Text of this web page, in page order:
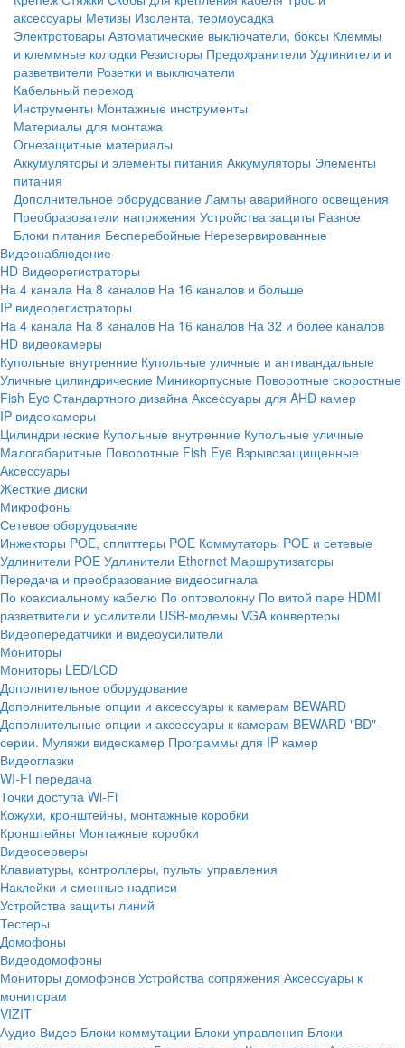
аксессуары Метизы Изолента, термоусадка
Электротовары Автоматические выключатели, боксы Клеммы
и клеммные колодки Резисторы Предохранители Удлинители и
разветвители Розетки и выключатели
Кабельный переход
Инструменты Монтажные инструменты
Материалы для монтажа
Огнезащитные материалы
Аккумуляторы и элементы питания Аккумуляторы Элементы
питания
Дополнительное оборудование Лампы аварийного освещения
Преобразователи напряжения Устройства защиты Разное
Блоки питания Бесперебойные Нерезервированные
Видеонаблюдение
HD Видеорегистраторы
На 4 канала На 8 каналов На 16 каналов и больше
IP видеорегистраторы
На 4 канала На 8 каналов На 16 каналов На 32 и более каналов
HD видеокамеры
Купольные внутренние Купольные уличные и антивандальные
Уличные цилиндрические Миникорпусные Поворотные скоростные
Fish Eye Стандартного дизайна Аксессуары для AHD камер
IP видеокамеры
Цилиндрические Купольные внутренние Купольные уличные
Малогабаритные Поворотные Fish Eye Взрывозащищенные
Аксессуары
Жесткие диски
Микрофоны
Сетевое оборудование
Инжекторы POE, сплиттеры POE Коммутаторы POE и сетевые
Удлинители POE Удлинители Ethernet Маршрутизаторы
Передача и преобразование видеосигнала
По коаксиальному кабелю По оптоволокну По витой паре HDMI
разветвители и усилители USB-модемы VGA конвертеры
Видеопередатчики и видеоусилители
Мониторы
Мониторы LED/LCD
Дополнительное оборудование
Дополнительные опции и аксессуары к камерам BEWARD
Дополнительные опции и аксессуары к камерам BEWARD "BD"-
серии. Муляжи видеокамер Программы для IP камер
Видеоглазки
WI-FI передача
Точки доступа Wi-Fi
Кожухи, кронштейны, монтажные коробки
Кронштейны Монтажные коробки
Видеосерверы
Клавиатуры, контроллеры, пульты управления
Наклейки и сменные надписи
Устройства защиты линий
Тестеры
Домофоны
Видеодомофоны
Мониторы домофонов Устройства сопряжения Аксессуары к
мониторам
VIZIT
Аудио Видео Блоки коммутации Блоки управления Блоки